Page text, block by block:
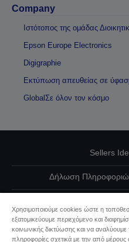
Company
Ιστότοπος της ομάδας
Epson Europe Electronics
Digigraphie
Εκτύπωση απευθείας σε
GlobalΣε όλον τον κόσμο
Sellers
Δήλωση
Επικοινωνήστε μαζί
Χρησιμοποιούμε cookies ώστε η
εξατομικεύουμε περιεχόμενο και
κοινωνικής δικτύωσης και να
πληροφορίες σχετικά με την από